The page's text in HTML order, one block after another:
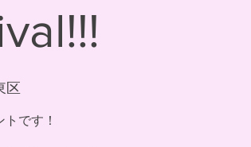
区
です！